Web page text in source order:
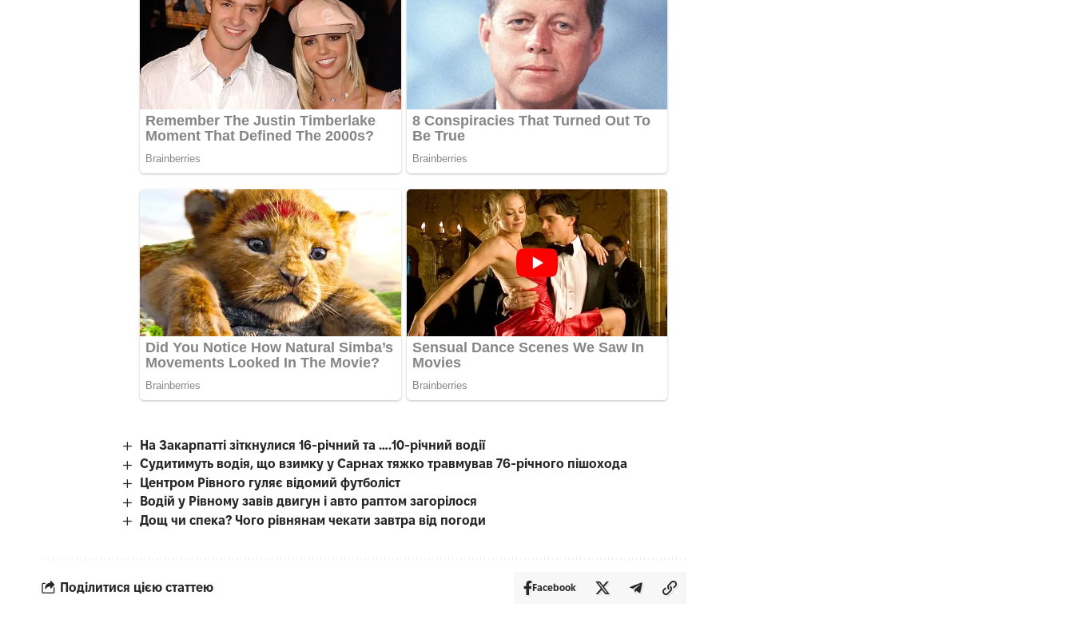
На Закарпатті зіткнулися 16-річний та ….10-річний водії
Судитимуть водія, що взимку у Сарнах тяжко травмував 76-річного пішохода
Центром Рівного гуляє відомий футболіст
Водій у Рівному завів двигун і авто раптом загорілося
Дощ чи спека? Чого рівнянам чекати завтра від погоди
Поділитися цією статтею Facebook